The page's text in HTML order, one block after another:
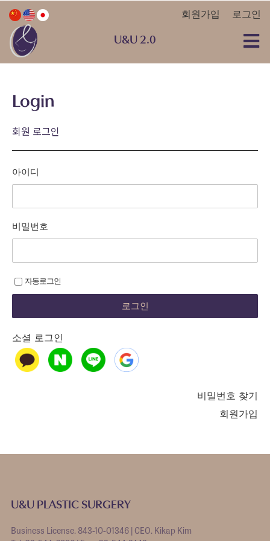
회원가입 로그인
U&U 2.0
Login
회원 로그인
아이디
비밀번호
자동로그인
소셜 로그인
비밀번호 찾기
회원가입
U&U PLASTIC SURGERY
Business License. 843-10-01346 | CEO. Kikap Kim